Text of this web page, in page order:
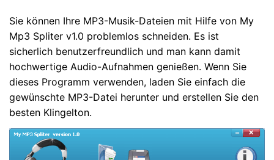
Sie können Ihre MP3-Musik-Dateien mit Hilfe von My
Mp3 Spliter v1.0 problemlos schneiden. Es ist
sicherlich benutzerfreundlich und man kann damit
hochwertige Audio-Aufnahmen genießen. Wenn Sie
dieses Programm verwenden, laden Sie einfach die
gewünschte MP3-Datei herunter und erstellen Sie den
besten Klingelton.